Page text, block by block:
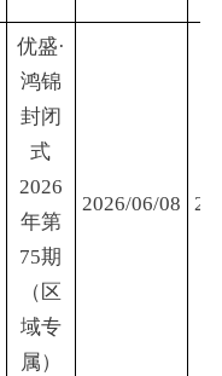
优盛·
鸿锦
封闭
式
2026
年第
75期
（区
域专
属）
2026/06/08